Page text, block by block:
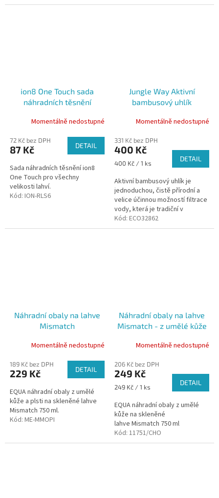
ion8 One Touch sada
náhradních těsnění
Momentálně nedostupné
72 Kč bez DPH
87 Kč DETAIL
Sada náhradních těsnění ion8
One Touch pro všechny
velikosti lahví.
Kód: ION-RLS6
Jungle Way Aktivní
bambusový uhlík
Momentálně nedostupné
331 Kč bez DPH
400 Kč
Měrná
400 Kč / 1 ks
DETAIL
Aktivní bambusový uhlík je
jednoduchou, čistě přírodní a
velice účinnou možností filtrace
vody, která je tradiční v
mnoha částech světa po celá
staletí. Bambusové...
Kód: ECO32862
Náhradní obaly na lahve
Mismatch
Momentálně nedostupné
189 Kč bez DPH
229 Kč DETAIL
EQUA náhradní obaly z umělé
kůže a plsti na skleněné lahve
Mismatch 750 ml.
Kód: ME-MMOPI
Náhradní obaly na lahve
Mismatch - z umělé kůže
Momentálně nedostupné
206 Kč bez DPH
249 Kč
Měrná
249 Kč / 1 ks
DETAIL
EQUA náhradní obaly z umělé
kůže na skleněné
lahve Mismatch 750 ml
Kód: 11751/CHO